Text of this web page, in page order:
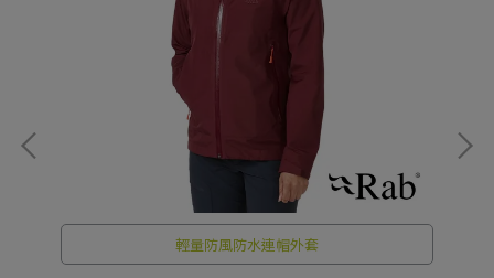
輕量防風防水連帽外套